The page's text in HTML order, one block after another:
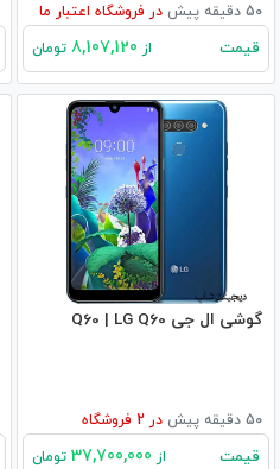
50 دقیقه پیش در فروشگاه اعتبار ما
قیمت از تومان
گوشی ال جی Q60 | LG Q60
50 دقیقه پیش در فروشگاه
قیمت از تومان